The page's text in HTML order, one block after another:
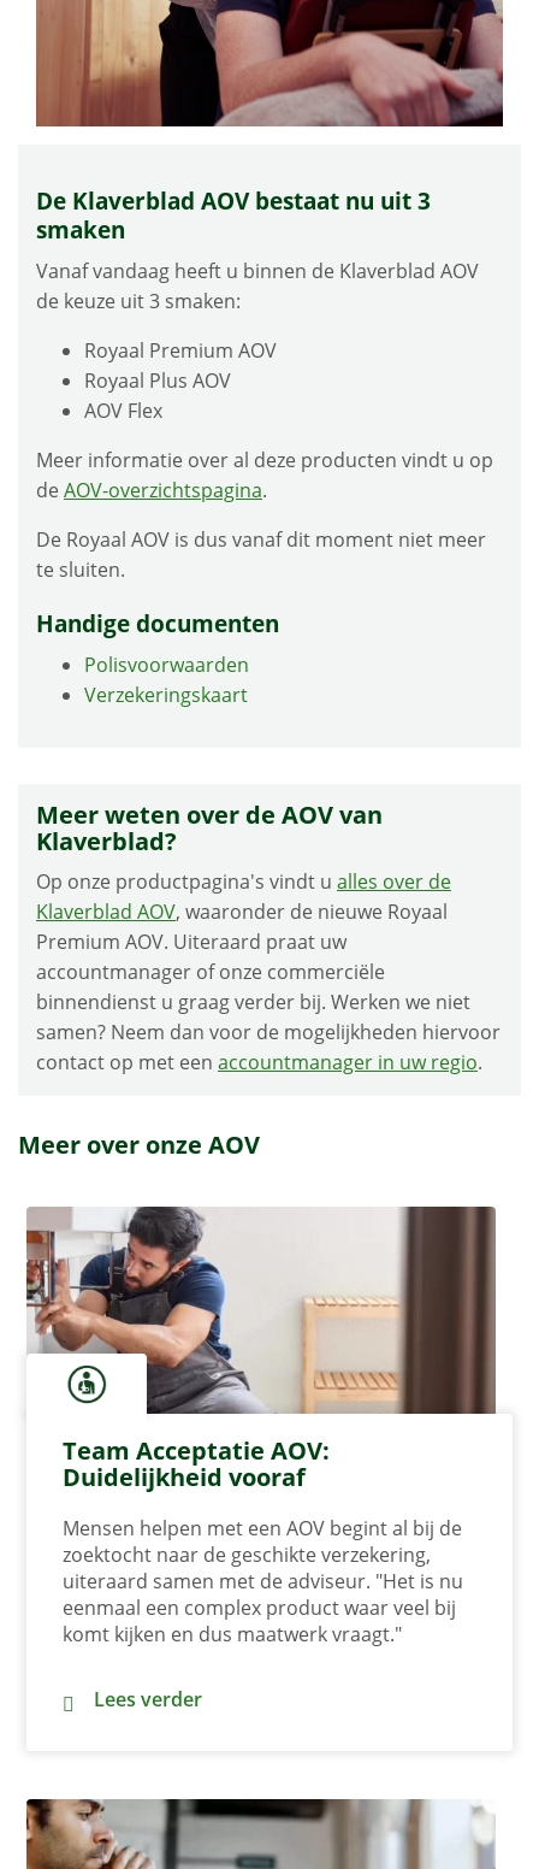
De Klaverblad AOV bestaat nu uit 3
smaken
Vanaf vandaag heeft u binnen de Klaverblad AOV
de keuze uit 3 smaken:
Royaal Premium AOV
Royaal Plus AOV
AOV Flex
Meer informatie over al deze producten vindt u op
de AOV-overzichtspagina.
De Royaal AOV is dus vanaf dit moment niet meer
te sluiten.
Handige documenten
Polisvoorwaarden
Verzekeringskaart
Meer weten over de AOV van
Klaverblad?
Op onze productpagina's vindt u alles over de
Klaverblad AOV, waaronder de nieuwe Royaal
Premium AOV. Uiteraard praat uw
accountmanager of onze commerciële
binnendienst u graag verder bij. Werken we niet
samen? Neem dan voor de mogelijkheden hiervoor
contact op met een accountmanager in uw regio.
Meer over onze AOV
Team Acceptatie AOV:
Duidelijkheid vooraf
Mensen helpen met een AOV begint al bij de
zoektocht naar de geschikte verzekering,
uiteraard samen met de adviseur. "Het is nu
eenmaal een complex product waar veel bij
komt kijken en dus maatwerk vraagt."
Team Acceptatie AOV: Duidelijkheid vooraf
Lees verder